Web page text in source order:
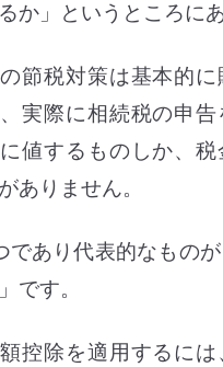
か」というところにあ
節税対策は基本的に
実際に相続税の申
値するものしか、税
ありません。
であり代表的なもの
です。
控除を適用するに